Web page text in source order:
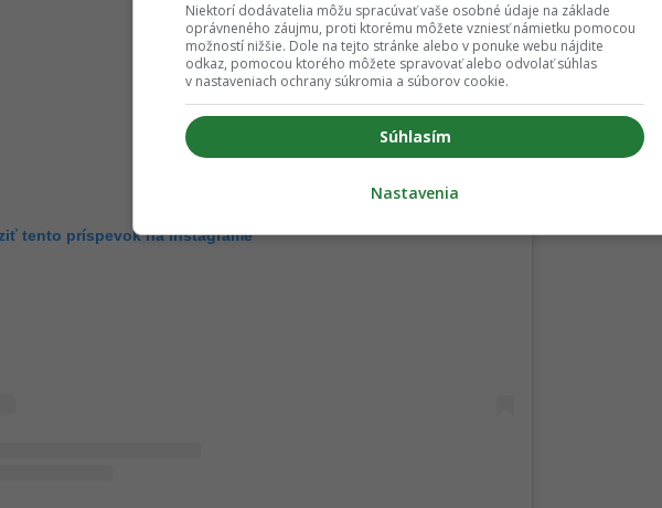
tento príspevok na Instagrame
Niektorí dodávatelia môžu spracúvať vaše osobné údaje na základe
oprávneného záujmu, proti ktorému môžete vzniesť námietku pomocou
možností nižšie. Dole na tejto stránke alebo v ponuke webu nájdite
odkaz, pomocou ktorého môžete spravovať alebo odvolať súhlas
v nastaveniach ochrany súkromia a súborov cookie.
Súhlasím
Nastavenia